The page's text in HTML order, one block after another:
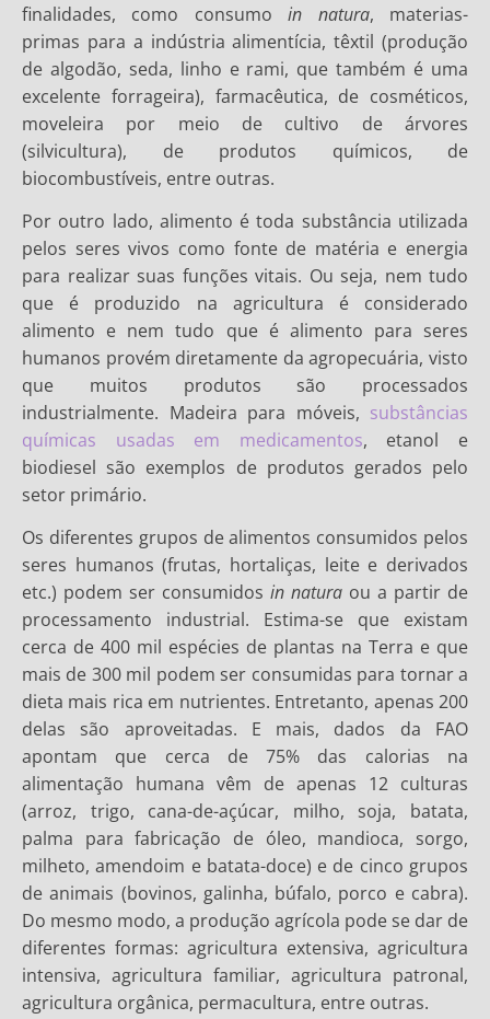
finalidades, como consumoin natura, materias-
primas para a indústria alimentícia, têxtil (produção
de algodão, seda, linho e rami, que também é uma
excelente forrageira), farmacêutica, de cosméticos,
moveleira por meio de cultivo de árvores
(silvicultura), de produtos químicos, de
biocombustíveis, entre outras.
Por outro lado, alimento é toda substância utilizada
pelos seres vivos como fonte de matéria e energia
para realizar suas funções vitais. Ou seja, nem tudo
que é produzido na agricultura é considerado
alimento e nem tudo que é alimento para seres
humanos provém diretamente da agropecuária, visto
que muitos produtos são processados
industrialmente. Madeira para móveis, substâncias
químicas usadas em medicamentos, etanol e
biodiesel são exemplos de produtos gerados pelo
setor primário.
Os diferentes grupos de alimentos consumidos pelos
seres humanos (frutas, hortaliças, leite e derivados
etc.) podem ser consumidos in natura ou a partir de
processamento industrial. Estima-se que existam
cerca de 400 mil espécies de plantas na Terra e que
mais de 300 mil podem ser consumidas para tornar a
dieta mais rica em nutrientes. Entretanto, apenas 200
delas são aproveitadas. E mais, dados da FAO
apontam que cerca de 75% das calorias na
alimentação humana vêm de apenas 12 culturas
(arroz, trigo, cana-de-açúcar, milho, soja, batata,
palma para fabricação de óleo, mandioca, sorgo,
milheto, amendoim e batata-doce) e de cinco grupos
de animais (bovinos, galinha, búfalo, porco e cabra).
Do mesmo modo, a produção agrícola pode se dar de
diferentes formas: agricultura extensiva, agricultura
intensiva, agricultura familiar, agricultura patronal,
agricultura orgânica, permacultura, entre outras.